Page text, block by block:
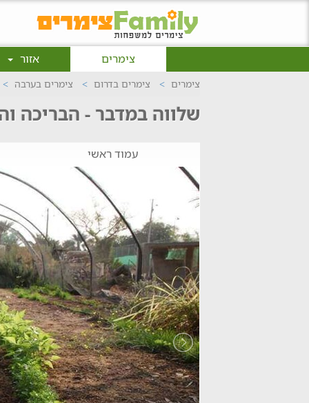
צימרים אזור
צימרים צימרים בדרום צימרים בערבה
שלווה במדבר - הבריכה
עמוד ראשי